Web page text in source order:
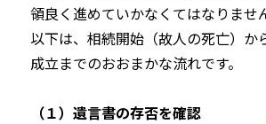
領良く進めていかなくてはなりませ
以下は、相続開始（故人の死亡）か
成立までのおおまかな流れです。
（１）遺言書の存否を確認